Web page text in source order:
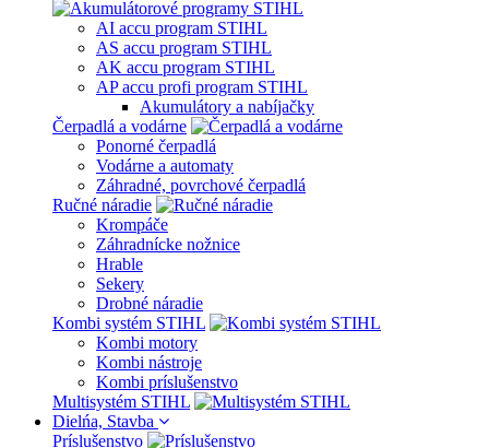
AI accu program STIHL
AS accu program STIHL
AK accu program STIHL
AP accu profi program STIHL
Akumulátory a nabíjačky
Čerpadlá a vodárne
Ponorné čerpadlá
Vodárne a automaty
Záhradné, povrchové čerpadlá
Ručné náradie
Krompáče
Záhradnícke nožnice
Hrable
Sekery
Drobné náradie
Kombi systém STIHL
Kombi motory
Kombi nástroje
Kombi príslušenstvo
Multisystém STIHL
Dielńa, Stavba
Príslušenstvo